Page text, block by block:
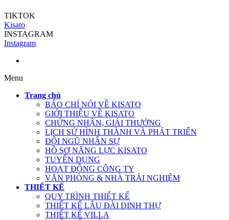
TIKTOK
Kisato
INSTAGRAM
Instagram
Menu
Trang chủ
BÁO CHÍ NÓI VỀ KISATO
GIỚI THIỆU VỀ KISATO
CHỨNG NHẬN, GIẢI THƯỞNG
LỊCH SỬ HÌNH THÀNH VÀ PHÁT TRIỂN
ĐỘI NGŨ NHÂN SỰ
HỒ SƠ NĂNG LỰC KISATO
TUYỂN DỤNG
HOẠT ĐỘNG CÔNG TY
VĂN PHÒNG & NHÀ TRẢI NGHIỆM
THIẾT KẾ
QUY TRÌNH THIẾT KẾ
THIẾT KẾ LÂU ĐÀI DINH THỰ
THIẾT KẾ VILLA